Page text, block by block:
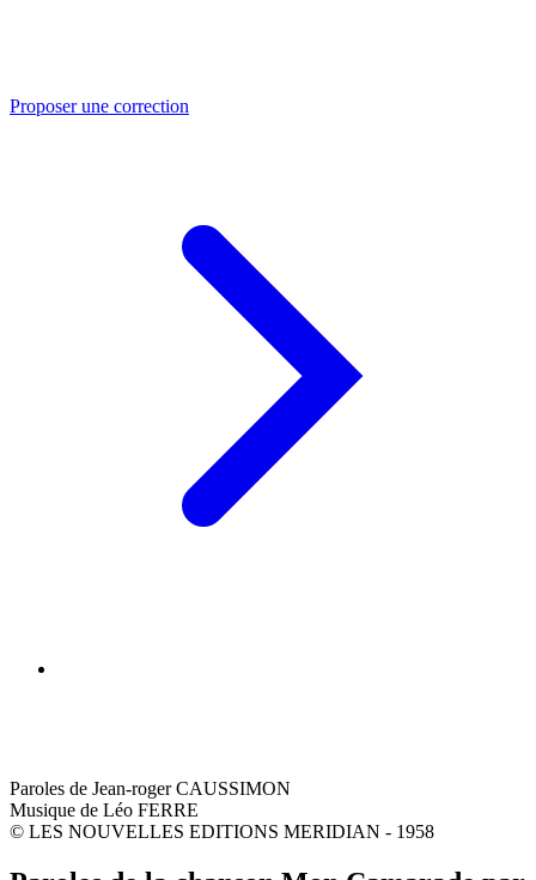
Proposer une correction
Paroles de Jean-roger CAUSSIMON
Musique de Léo FERRE
© LES NOUVELLES EDITIONS MERIDIAN - 1958